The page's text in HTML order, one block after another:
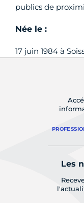
publics de
Née le :
17 juin 1984 à
Les